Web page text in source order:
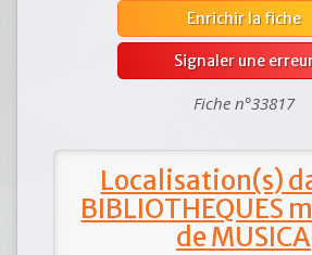
Enrichir la fiche
Signaler une
Fiche n°33817
Localisation(s)
BIBLIOTHEQUES
de MUSICA